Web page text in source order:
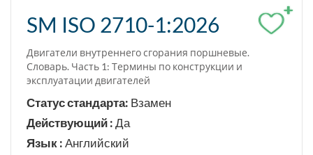
Взамен в части
Отменён
Подтвержден
Заменен в части
+
SM ISO 2710-1:2026
Двигатели внутреннего сгорания поршневые.
Словарь. Часть 1: Термины по конструкции и
эксплуатации двигателей
Статус стандарта: Взамен
Действующий :Да
Язык :Английский